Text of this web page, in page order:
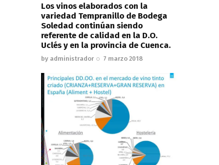
Los vinos elaborados con la
variedad Tempranillo de Bodega
Soledad continúan siendo
referente de calidad en la D.O.
Uclés y en la provincia de Cuenca.
by administrador 7 marzo 2018